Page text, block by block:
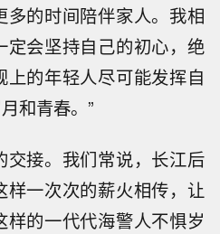
的时间陪伴家人。我相
会坚持自己的初心，绝
的年轻人尽可能发挥自
和青春。”
交接。我们常说，长江后
样一次次的薪火相传，让
的一代代海警人不惧岁